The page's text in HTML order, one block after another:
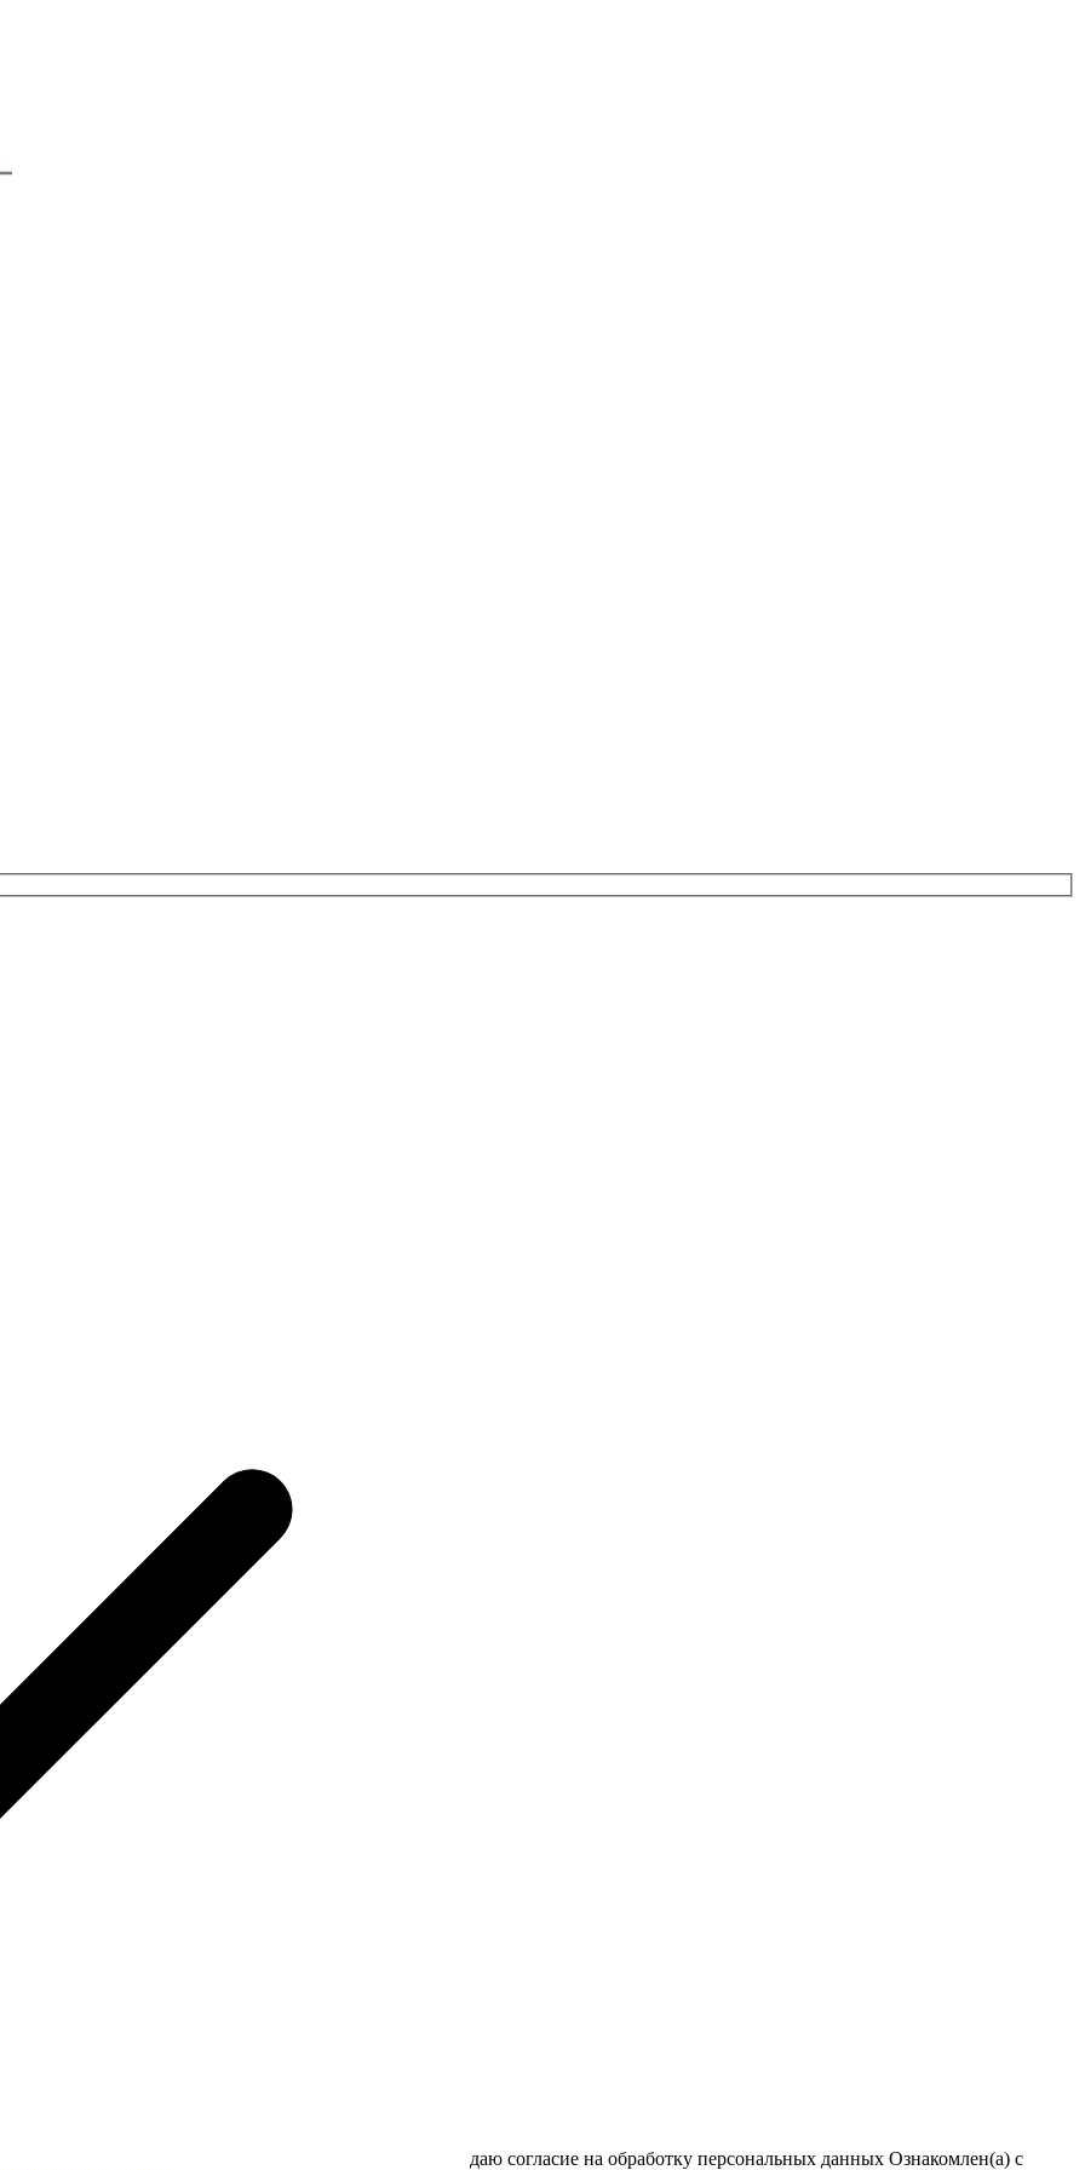
даю согласие на обработку персональных данных Ознакомлен(а) с